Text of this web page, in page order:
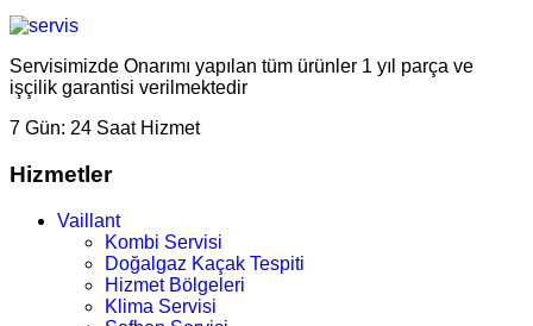
Servisimizde Onarımı yapılan tüm ürünler 1 yıl parça ve
işçilik garantisi verilmektedir
7 Gün: 24 Saat Hizmet
Hizmetler
Vaillant
Kombi Servisi
Doğalgaz Kaçak Tespiti
Hizmet Bölgeleri
Klima Servisi